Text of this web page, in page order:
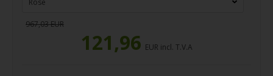
967,03 EUR
121,96 EUR incl. T.V.A